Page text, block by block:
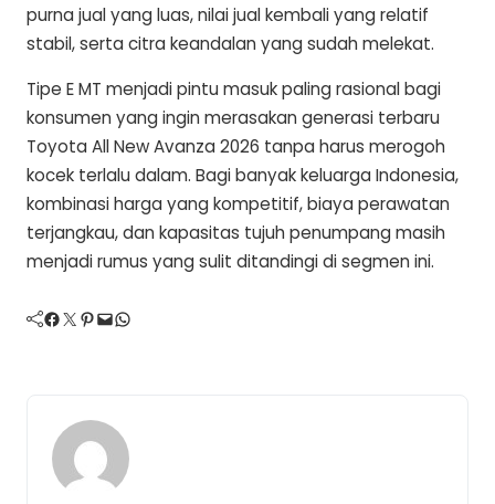
purna jual yang luas, nilai jual kembali yang relatif
stabil, serta citra keandalan yang sudah melekat.
Tipe E MT menjadi pintu masuk paling rasional bagi
konsumen yang ingin merasakan generasi terbaru
Toyota All New Avanza 2026 tanpa harus merogoh
kocek terlalu dalam. Bagi banyak keluarga Indonesia,
kombinasi harga yang kompetitif, biaya perawatan
terjangkau, dan kapasitas tujuh penumpang masih
menjadi rumus yang sulit ditandingi di segmen ini.
Facebook Twitter Pinterest Mail WhatsApp